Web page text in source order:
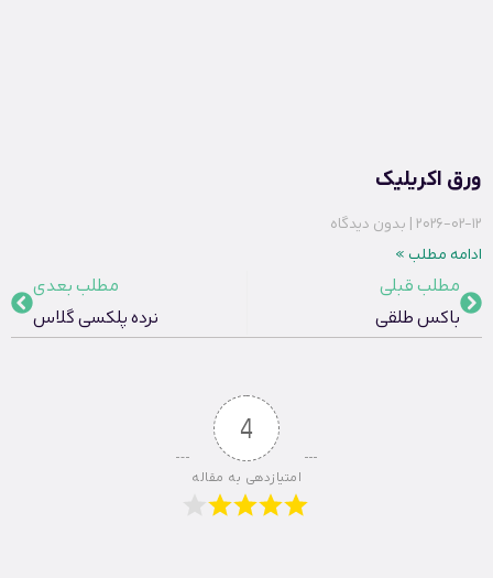
ورق اکریلیک
2026-02-12 بدون دیدگاه
ادامه مطلب »
مطلب قبلی
باکس طلقی
مطلب بعدی
نرده پلکسی گلاس
4
امتیازدهی به مقاله